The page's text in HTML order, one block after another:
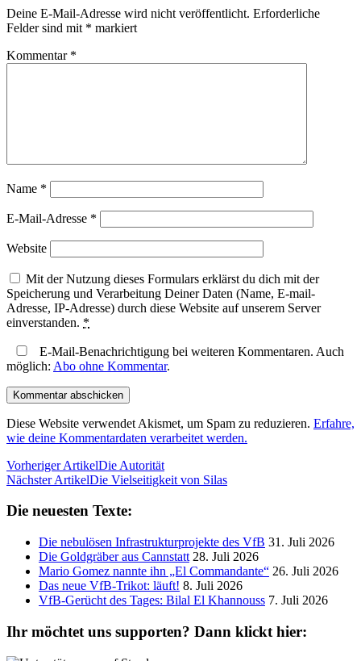
Deine E-Mail-Adresse wird nicht veröffentlicht. Erforderliche
Felder sind mit * markiert
Kommentar *
Name *
E-Mail-Adresse *
Website
Mit der Nutzung dieses Formulars erklärst du dich mit der
Speicherung und Verarbeitung Deiner Daten (Name, E-mail-
Adresse, IP-Adresse) durch diese Website auf unserem Server
einverstanden. *
E-Mail-Benachrichtigung bei weiteren Kommentaren. Auch
möglich: Abo ohne Kommentar.
Diese Website verwendet Akismet, um Spam zu reduzieren. Erfahre,
wie deine Kommentardaten verarbeitet werden.
Vorheriger ArtikelDie Autorität
Nächster ArtikelDie Vielseitigkeit von Silas
Die neuesten Texte:
Die nebulösen Infrastrukturprojekte des VfB 31. Juli 2026
Die Goldgräber aus Cannstatt 28. Juli 2026
Mario Gomez nannte ihn „El Commandante“ 26. Juli 2026
Das neue VfB-Trikot: läuft! 8. Juli 2026
VfB-Gerücht des Tages: Bilal El Khannouss 7. Juli 2026
Ihr möchtet uns supporten? Dann klickt hier: